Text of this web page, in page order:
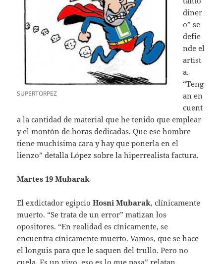
SUPERTORPEZ
diner
o” se
defie
nde el
artist
a.
“Teng
an en
cuent
a la cantidad de material que he tenido que emplear
y el montón de horas dedicadas. Que ese hombre
tiene muchísima cara y hay que ponerla en el
lienzo” detalla López sobre la hiperrealista factura.
Martes 19 Mubarak
El exdictador egipcioHosni Mubarak, clínicamente
muerto. “Se trata de un error” matizan los
opositores. “En realidad es cínicamente, se
encuentra cínicamente muerto. Vamos, que se hace
el longuis para que le saquen del trullo. Pero no